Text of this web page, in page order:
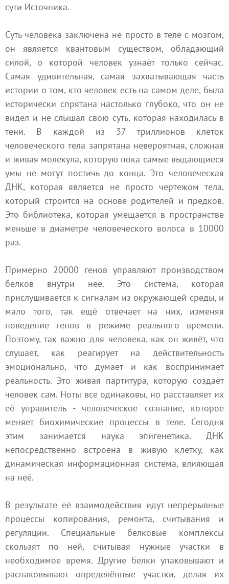
сути Источника.
Суть человека заключена не просто в теле с мозгом,
он является квантовым существом, обладающий
силой, о которой человек узнаёт только сейчас.
Самая удивительная, самая захватывающая часть
истории о том, кто человек есть на самом деле, была
исторически спрятана настолько глубоко, что он не
видел и не слышал свою суть, которая находилась в
тени. В каждой из 37 триллионов клеток
человеческого тела запрятана невероятная, сложная
и живая молекула, которую пока самые выдающиеся
умы не могут постичь до конца. Это человеческая
ДНК, которая является не просто чертежом тела,
который строится на основе родителей и предков.
Это библиотека, которая умещается в пространстве
меньше в диаметре человеческого волоса в 10000
раз.
Примерно 20000 генов управляют производством
белков внутри неё. Это система, которая
прислушивается к сигналам из окружающей среды, и
мало того, так ещё отвечает на них, изменяя
поведение генов в режиме реального времени.
Поэтому, так важно для человека, как он живёт, что
слушает, как реагирует на действительность
эмоционально, что думает и как воспринимает
реальность. Это живая партитура, которую создаёт
человек сам. Ноты все одинаковы, но расставляет их
её управитель - человеческое сознание, которое
меняет биохимические процессы в теле. Сегодня
этим занимается наука эпигенетика. ДНК
непосредственно встроена в живую клетку, как
динамическая информационная система, влияющая
на неё.
В результате её взаимодействия идут непрерывные
процессы копирования, ремонта, считывания и
регуляции. Специальные белковые комплексы
скользят по ней, считывая нужные участки в
необходимое время. Другие белки упаковывают и
распаковывают определённые участки, делая их